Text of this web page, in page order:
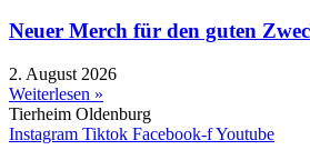
Neuer Merch für den guten
2. August 2026
Weiterlesen »
Tierheim Oldenburg
Instagram Tiktok Facebook-fYoutube